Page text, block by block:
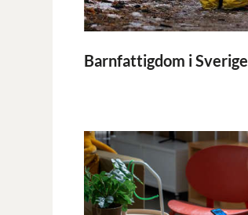
Barnfattigdom i Sverige